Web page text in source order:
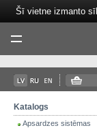
Menu
Katalogs
Apsardzes sistēmas
Šī vietne izmanto